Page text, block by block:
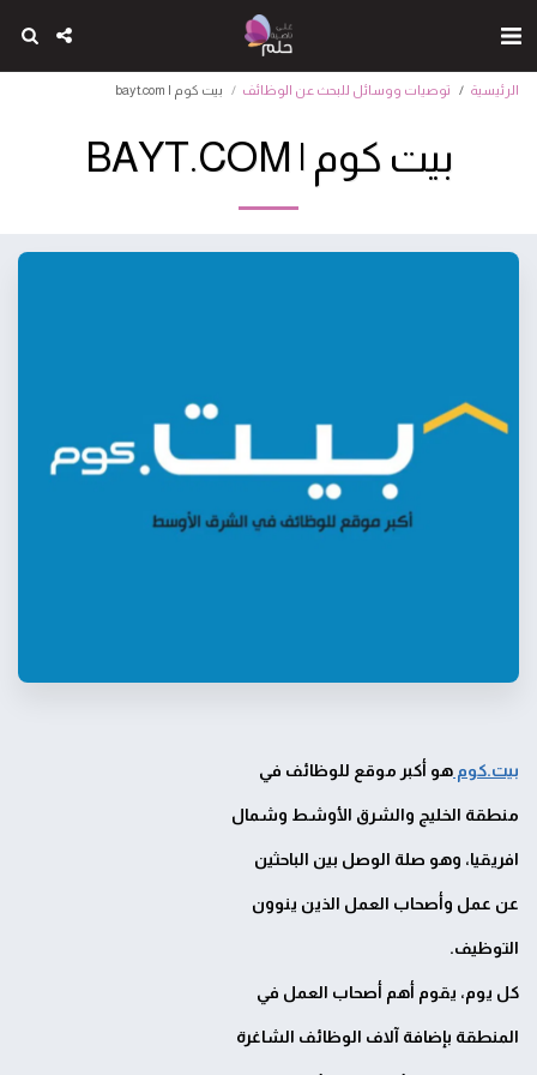
الرئيسية توصيات ووسائل للبحث عن الوظائف بيت كوم | bayt.com
بيت كوم | BAYT.COM
بيت.كوم هو أكبر موقع للوظائف في
منطقة الخليج والشرق الأوشط وشمال
افريقيا، وهو صلة الوصل بين الباحثين
عن عمل وأصحاب العمل الذين ينوون
التوظيف.
كل يوم، يقوم أهم أصحاب العمل في
المنطقة بإضافة آلاف الوظائف الشاغرة